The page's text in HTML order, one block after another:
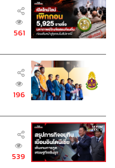
561
196
539